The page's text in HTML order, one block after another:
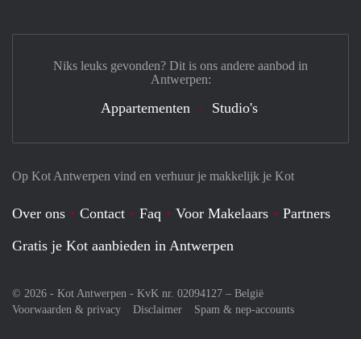
Op Kot Antwerpen vind en verhuur je makkelijk je Kot
Over ons Contact Faq Voor Makelaars
Partners
Gratis je Kot aanbieden in Antwerpen
© 2026 - Kot Antwerpen - KvK nr. 02094127 – België
Voorwaarden & privacy
Disclaimer Spam & nep-accounts
Niks leuks gevonden? Dit is ons andere aanbod in
Antwerpen:
Appartementen Studio's